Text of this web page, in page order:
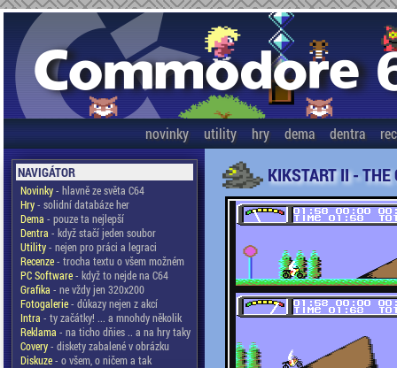
novinky utility hry dema dentra
NAVIGÁTOR
Novinky- hlavně ze světa C64
Hry- solidní databáze her
Dema - pouze ta nejlepší
Dentra - když stačí jeden soubor
Utility- nejen pro práci a legraci
Recenze- trocha textu o všem možném
PC Software- když to nejde na C64
Grafika - ne vždy jen 320x200
Fotogalerie- důkazy nejen z akcí
Intra - ty začátky! ... a mnohdy několik
Reklama - na ticho dňies .. a na hry taky
Covery- diskety zabalené v obrázku
Diskuze- o všem, o ničem a tak
KIKSTART II - THE